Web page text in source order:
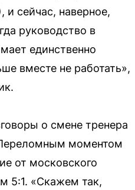
и сейчас, наверное,
руководство в
единственно
вместе не работать»,
о смене тренера
моментом
от московского
5:1. «Скажем так,